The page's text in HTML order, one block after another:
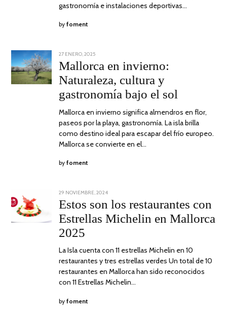
gastronomía e instalaciones deportivas…
byfoment
POSTED
ON
27 ENERO, 2025
2025
Mallorca en invierno:
Naturaleza, cultura y
gastronomía bajo el sol
Mallorca en invierno significa almendros en flor,
paseos por la playa, gastronomía. La isla brilla
como destino ideal para escapar del frío europeo.
Mallorca se convierte en el…
byfoment
POSTED
ON
29 NOVIEMBRE, 2024
NOVIEMBRE,
2024
Estos son los restaurantes con
Estrellas Michelin en Mallorca
2025
La Isla cuenta con 11 estrellas Michelin en 10
restaurantes y tres estrellas verdes Un total de 10
restaurantes en Mallorca han sido reconocidos
con 11 Estrellas Michelin…
byfoment